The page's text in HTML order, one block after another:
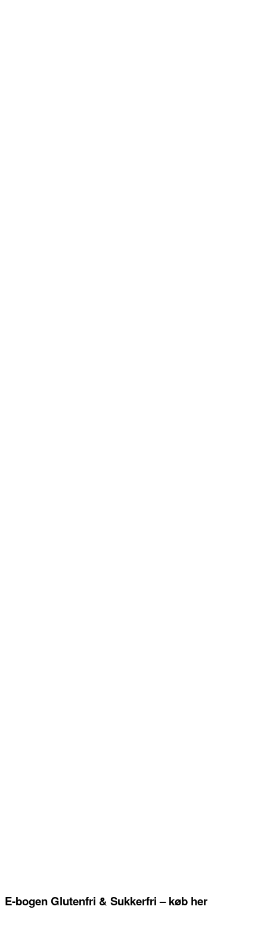
E-bogen Glutenfri & Sukkerfri – køb her